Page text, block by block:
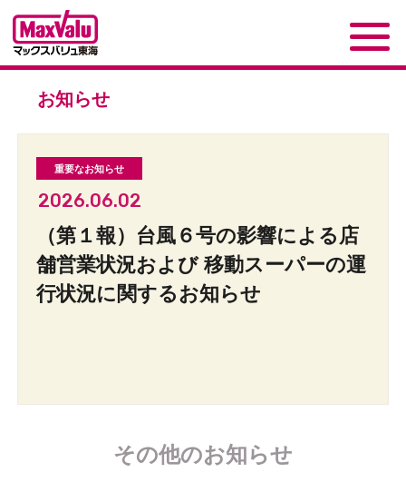
お知らせ
2026.06.02
（第１報）台風６号の影響による店
舗営業状況および 移動スーパーの運
行状況に関するお知らせ
その他のお知らせ